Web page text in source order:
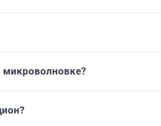
микроволновке?